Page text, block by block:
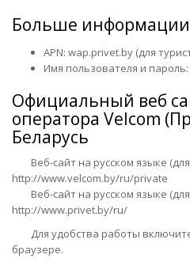
Больше информации
APN: wap.privet.by (для
Имя пользователя и
Официальный веб
оператора Velcom
Беларусь
Веб-сайт на русском языке
http://www.velcom.by/ru/private
Веб-сайт на русском языке
http://www.privet.by/ru/
Для удобства работы
браузере.